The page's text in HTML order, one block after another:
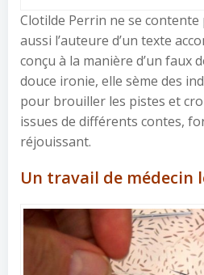
Clotilde Perrin ne se contente
aussi l’auteure d’un texte
conçu à la manière d’un faux
douce ironie, elle sème des
pour brouiller les pistes et
issues de différents contes,
réjouissant.
Un travail de médecin